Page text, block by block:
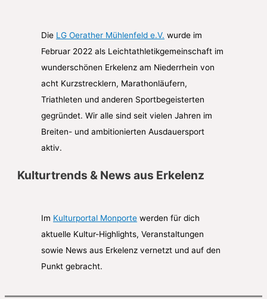
Die LG Oerather Mühlenfeld e.V. wurde im
Februar 2022 als Leichtathletikgemeinschaft im
wunderschönen Erkelenz am Niederrhein von
acht Kurzstrecklern, Marathonläufern,
Triathleten und anderen Sportbegeisterten
gegründet. Wir alle sind seit vielen Jahren im
Breiten- und ambitionierten Ausdauersport
aktiv.
Kulturtrends & News aus Erkelenz
Im Kulturportal Monporte werden für dich
aktuelle Kultur-Highlights, Veranstaltungen
sowie News aus Erkelenz vernetzt und auf den
Punkt gebracht.